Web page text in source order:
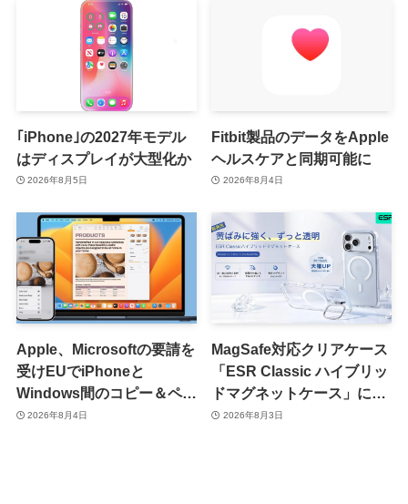
｢iPhone｣の2027年モデル
はディスプレイが大型化か
2026年8月5日
Fitbit製品のデータをApple
ヘルスケアと同期可能に
2026年8月4日
Apple、Microsoftの要請を
受けEUでiPhoneと
Windows間のコピー＆ペー
スト機能を提供へ
2026年8月4日
MagSafe対応クリアケース
「ESR Classic ハイブリッ
ドマグネットケース」に黄
ばみへの耐久性を向上させ
2026年8月3日